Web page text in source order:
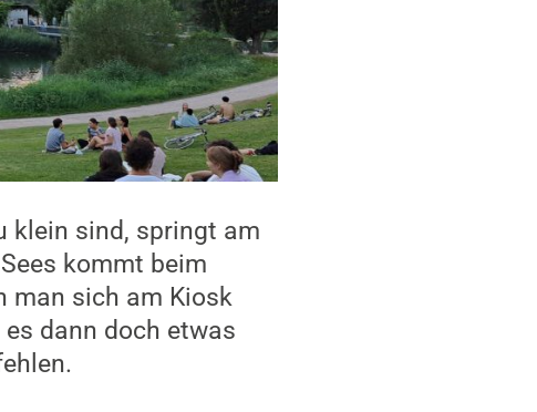
klein sind, springt am
kommt beim
man sich am Kiosk
dann doch etwas